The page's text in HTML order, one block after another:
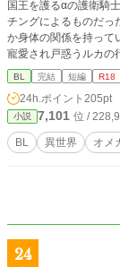
国王を護るαの護衛騎
チングによるものだっ
か身体の関係を持ってい
BL 完結 短編 R18
24h.ポイント 205pt
小説 7,101 位 /
BL 異世界 オメ
24